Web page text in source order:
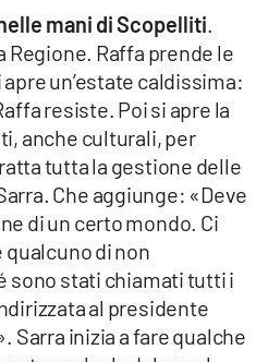
mani di Scopelliti.
Regione. Raffa prende le
un’estate caldissima:
resiste. Poi si apre la
anche culturali, per
tutta la gestione delle
Che aggiunge: «Deve
di un certo mondo. Ci
qualcuno di non
sono stati chiamati tutti i
al presidente
Sarra inizia a fare qualche